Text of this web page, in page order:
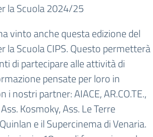
la Scuola 2024/25
vinto anche questa edizione del
la Scuola CIPS. Questo permetterà
di partecipare alle attività di
pensate per loro in
i nostri partner: AIACE, AR.CO.TE.,
Kosmoky, Ass. Le Terre
e il Supercinema di Venaria.